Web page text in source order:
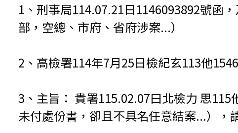
1、刑事局114.07.21日1146093892號函
部，空總、市府、省府涉案...）
2、高檢署114年7月25日檢紀玄113他
3、主旨： 貴署115.02.07曰北檢力 思
未付處份書，卻且不具名任意結案...），